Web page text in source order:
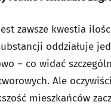
zawsze kwestia
oddziałuje
– co widać
Ale
mieszkańców